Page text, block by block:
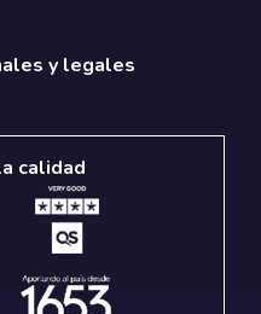
y legales
calidad